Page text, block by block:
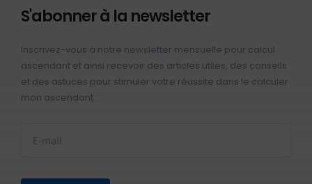
S'abonner à la newsletter
Inscrivez-vous à notre newsletter mensuelle pour calcul
ascendant et ainsi recevoir des articles utiles, des conseils
et des astuces pour stimuler votre réussite dans le calculer
mon ascendant :